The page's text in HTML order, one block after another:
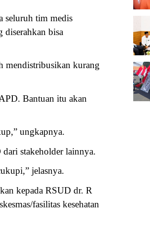
seluruh tim medis
diserahkan bisa
mendistribusikan kurang
Bantuan itu akan
ungkapnya.
stakeholder lainnya.
jelasnya.
kepada RSUD dr. R
fasilitas kesehatan